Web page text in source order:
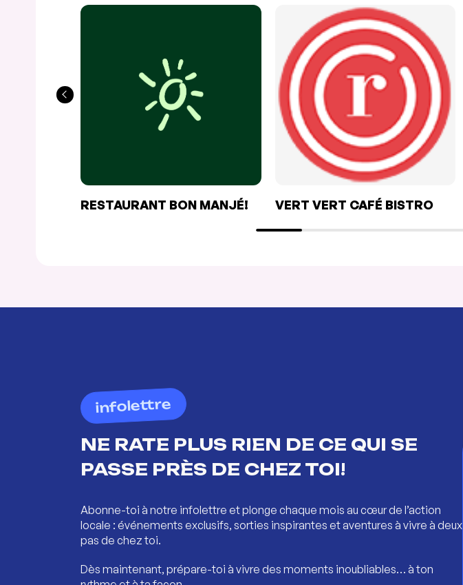
RESTAURANT BON MANJÉ! VERT VERT CAFÉ BISTRO
infolettre
NE RATE PLUS RIEN DE CE QUI SE
PASSE PRÈS DE CHEZ TOI!
Abonne-toi à notre infolettre et plonge chaque mois au cœur de l’action
locale : événements exclusifs, sorties inspirantes et aventures à vivre à deux
pas de chez toi.
Dès maintenant, prépare-toi à vivre des moments inoubliables… à ton